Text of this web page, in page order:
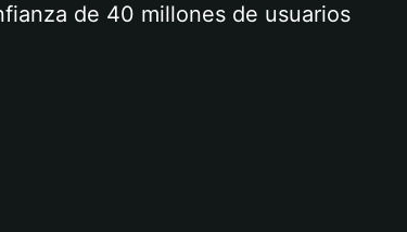
de 40 millones de usuarios